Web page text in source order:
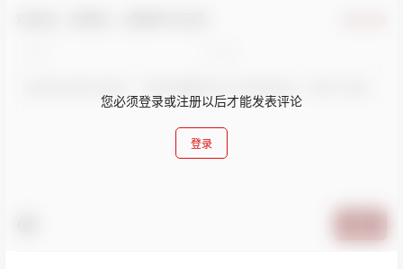
您必须登录或注册以后才能发表评论
登录